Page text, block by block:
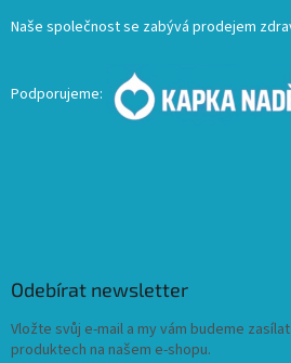
Naše společnost se zabývá prodejem
Podporujeme:
Odebírat newsletter
Vložte svůj e-mail a my vám budeme
produktech na našem e-shopu.